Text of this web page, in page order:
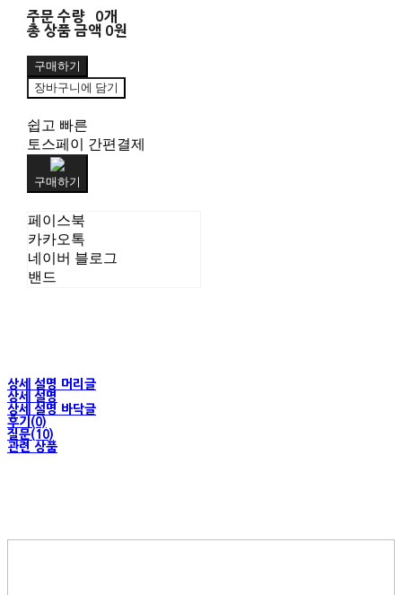
주문 수량
0개
총 상품 금액 0원
구매하기
장바구니에 담기
쉽고 빠른
토스페이 간편결제
구매하기
페이스북
카카오톡
네이버 블로그
밴드
상세 설명 머리글
상세 설명
상세 설명 바닥글
후기(0)
질문(10)
관련 상품